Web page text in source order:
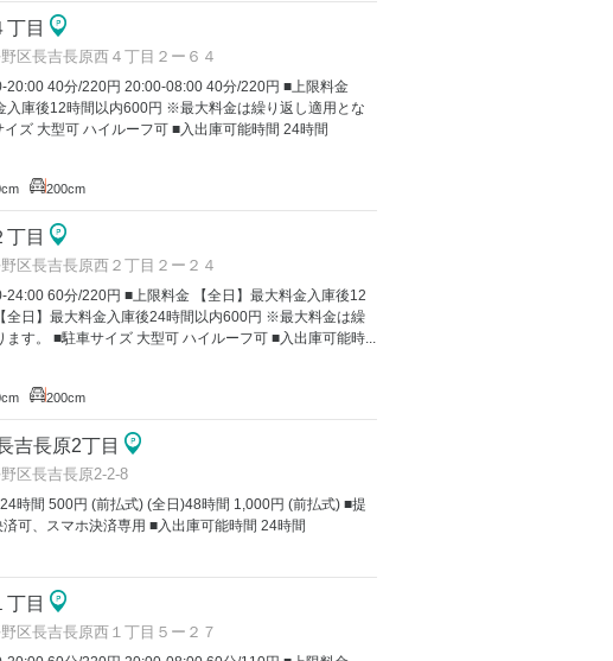
目
区長吉長原西４丁目２ー６４
20:00 40分/220円 20:00-08:00 40分/220円 ■上限料金
入庫後12時間以内600円 ※最大料金は繰り返し適用とな
イズ 大型可 ハイルーフ可 ■入出庫可能時間 24時間
200cm
目
区長吉長原西２丁目２ー２４
24:00 60分/220円 ■上限料金 【全日】最大料金入庫後12
全日】最大料金入庫後24時間以内600円 ※最大料金は繰
ます。 ■駐車サイズ 大型可 ハイルーフ可 ■入出庫可能時...
200cm
吉長原2丁目
区長吉長原2-2-8
時間 500円 (前払式) (全日)48時間 1,000円 (前払式) ■提
可、スマホ決済専用 ■入出庫可能時間 24時間
目
区長吉長原西１丁目５ー２７